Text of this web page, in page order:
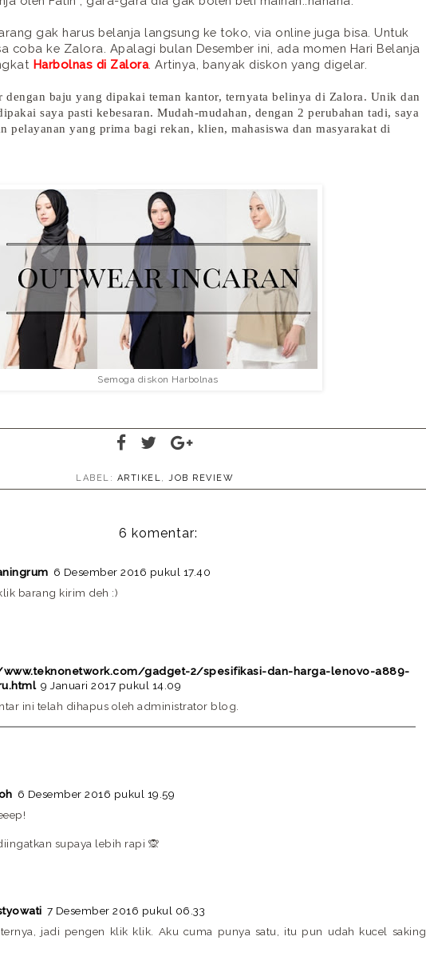
gak harus belanja langsung ke toko, via online juga bisa. Untuk
coba ke Zalora. Apalagi bulan Desember ini, ada momen Hari Belanja
Harbolnas di Zalora. Artinya, banyak diskon yang digelar.
dengan baju yang dipakai teman kantor, ternyata belinya di Zalora. Unik dan
saya pasti kebesaran. Mudah-mudahan, dengan 2 perubahan tadi, saya
pelayanan yang prima bagi rekan, klien, mahasiswa dan masyarakat di
Semoga diskon Harbolnas
LABEL: ARTIKEL, JOB REVIEW
6 komentar:
6 Desember 2016 pukul 17.40
barang kirim deh :)
gadget-2/spesifikasi-dan-harga-lenovo-a889-
9 Januari 2017 pukul 14.09
ini telah dihapus oleh administrator blog.
6 Desember 2016 pukul 19.59
supaya lebih rapi 🙊
7 Desember 2016 pukul 06.33
jadi pengen klik klik. Aku cuma punya satu, itu pun udah kucel saking